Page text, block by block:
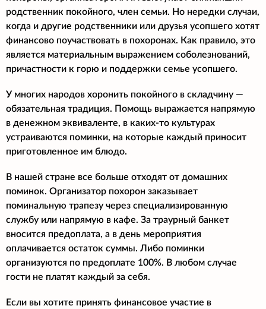
родственник покойного, член семьи. Но нередки случаи,
когда и другие родственники или друзья усопшего хотят
финансово поучаствовать в похоронах. Как правило, это
является материальным выражением соболезнований,
причастности к горю и поддержки семье усопшего.
У многих народов хоронить покойного в складчину —
обязательная традиция. Помощь выражается напрямую
в денежном эквиваленте, в каких-то культурах
устраиваются поминки, на которые каждый приносит
приготовленное им блюдо.
В нашей стране все больше отходят от домашних
поминок. Организатор похорон заказывает
поминальную трапезу через специализированную
службу или напрямую в кафе. За траурный банкет
вносится предоплата, а в день мероприятия
оплачивается остаток суммы. Либо поминки
организуются по предоплате 100%. В любом случае
гости не платят каждый за себя.
Если вы хотите принять финансовое участие в